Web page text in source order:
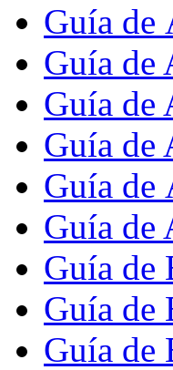
Guía de
Guía de
Guía de
Guía de
Guía de
Guía de
Guía de
Guía de
Guía de